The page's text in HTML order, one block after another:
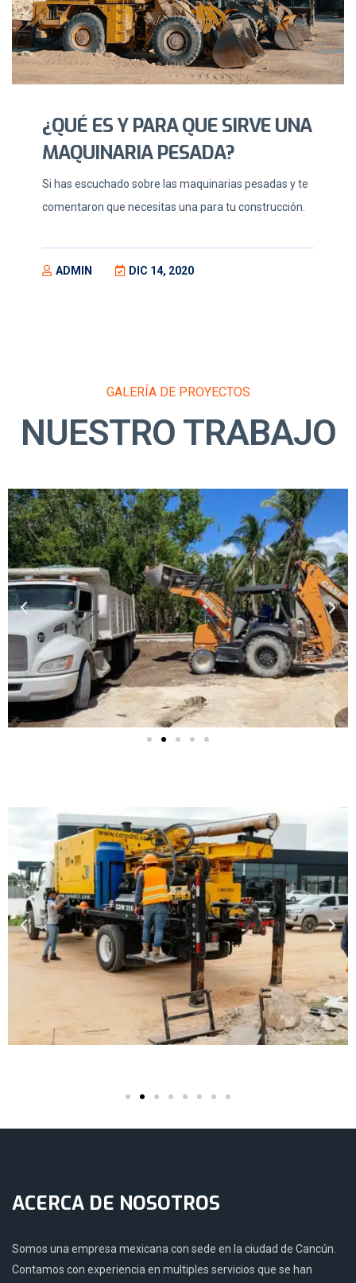
¿QUÉ ES Y PARA QUE SIRVE UNA
MAQUINARIA PESADA?
Si has escuchado sobre las maquinarias pesadas y te
comentaron que necesitas una para tu construcción.
ADMIN DIC 14, 2020
GALERÍA DE PROYECTOS
NUESTRO TRABAJO
ACERCA DE NOSOTROS
Somos una empresa mexicana con sede en la ciudad de Cancún.
Contamos con experiencia en multiples servicios que se han